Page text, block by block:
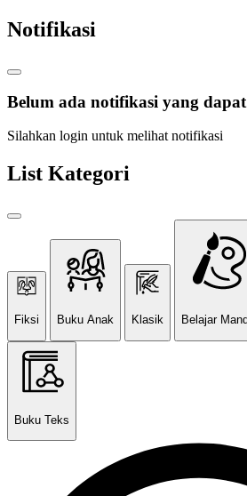
Notifikasi
Belum ada notifikasi yang
Silahkan login untuk melihat notifikasi
List Kategori
Fiksi Buku Anak Klasik Belajar
Buku Teks